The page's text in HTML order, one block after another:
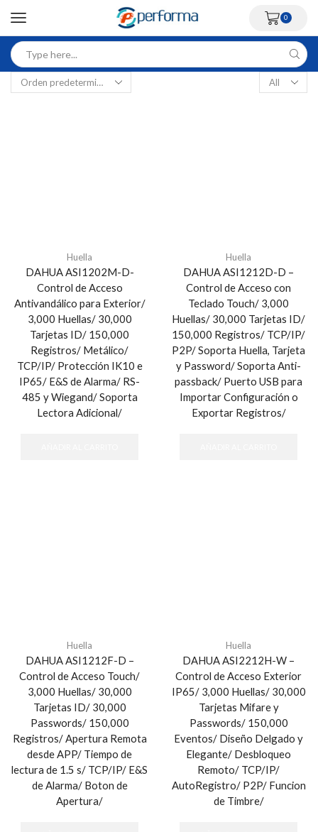
0
Huella
DAHUA ASI1202M-D-
Control de Acceso
Antivandálico para Exterior/
3,000 Huellas/ 30,000
Tarjetas ID/ 150,000
Registros/ Metálico/
TCP/IP/ Protección IK10 e
IP65/ E&S de Alarma/ RS-
485 y Wiegand/ Soporta
Lectora Adicional/
Huella
DAHUA ASI1212D-D –
Control de Acceso con
Teclado Touch/ 3,000
Huellas/ 30,000 Tarjetas ID/
150,000 Registros/ TCP/IP/
P2P/ Soporta Huella, Tarjeta
y Password/ Soporta Anti-
passback/ Puerto USB para
Importar Configuración o
Exportar Registros/
Huella
DAHUA ASI1212F-D –
Control de Acceso Touch/
3,000 Huellas/ 30,000
Tarjetas ID/ 30,000
Passwords/ 150,000
Registros/ Apertura Remota
desde APP/ Tiempo de
lectura de 1.5 s/ TCP/IP/ E&S
de Alarma/ Boton de
Apertura/
Huella
DAHUA ASI2212H-W –
Control de Acceso Exterior
IP65/ 3,000 Huellas/ 30,000
Tarjetas Mifare y
Passwords/ 150,000
Eventos/ Diseño Delgado y
Elegante/ Desbloqueo
Remoto/ TCP/IP/
AutoRegistro/ P2P/ Funcion
de Timbre/